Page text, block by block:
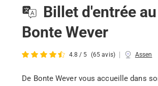
Billet d'entrée
Bonte Wever
4.8 / 5 (65 avis) | Assen
De Bonte Wever vous accueille dans